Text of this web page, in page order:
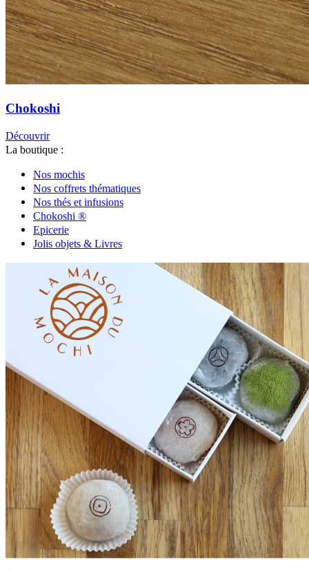
Chokoshi
Découvrir
La boutique :
Nos mochis
Nos coffrets thématiques
Nos thés et infusions
Chokoshi ®
Epicerie
Jolis objets & Livres